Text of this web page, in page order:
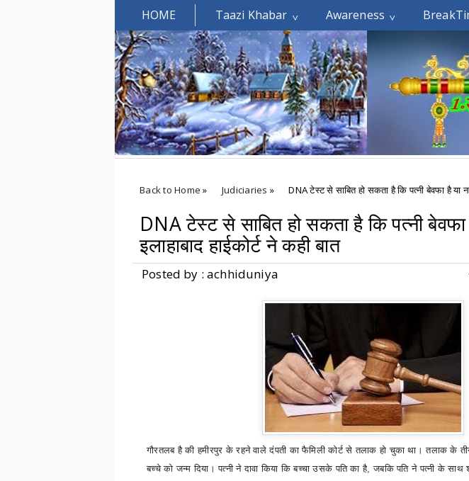
HOME Taazi Khabar Awareness
Welcomes You.....
Back to Home » Judiciaries » DNA टेस्ट से साबित हो सकता है कि पत्नी बेवफा है या
DNA टेस्ट से साबित हो सकता है कि पत्नी बेवफा
इलाहाबाद हाईकोर्ट ने कही बात
Posted by : achhiduniya
गौरतलब है कीहमीरपुर के रहने वाले दंपती का फैमिली कोर्ट से तलाक हो चुकाथा। तलाक के
बच्चे को जन्म दिया। पत्नी ने दावा किया कि बच्चा उसके पति का है,जबकि पति ने पत्नी के साथ